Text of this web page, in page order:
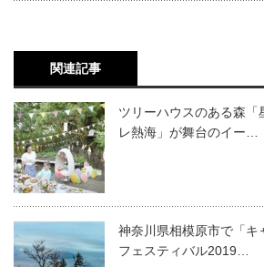
関連記事
ツリーハウスのある森「
レ熱海」が舞台のイー…
神奈川県相模原市で「キ
フェスティバル2019…